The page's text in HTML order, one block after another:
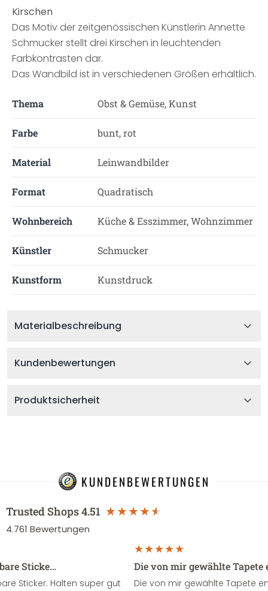
Kirschen
Das Motiv der zeitgenössischen Künstlerin Annette
Schmucker stellt drei Kirschen in leuchtenden
Farbkontrasten dar.
Das Wandbild ist in verschiedenen Größen erhältlich.
Thema Obst & Gemüse, Kunst
Farbe bunt, rot
Material Leinwandbilder
Format Quadratisch
Wohnbereich Küche & Esszimmer, Wohnzimmer
Künstler Schmucker
Kunstform Kunstdruck
Materialbeschreibung
Kundenbewertungen
Produktsicherheit
KUNDENBEWERTUNGEN
Trusted Shops4.51
4.761 Bewertungen
Sticke…
Sticker. Halten super gut
Die von mir gewählte
Die von mir gewählte Tapete